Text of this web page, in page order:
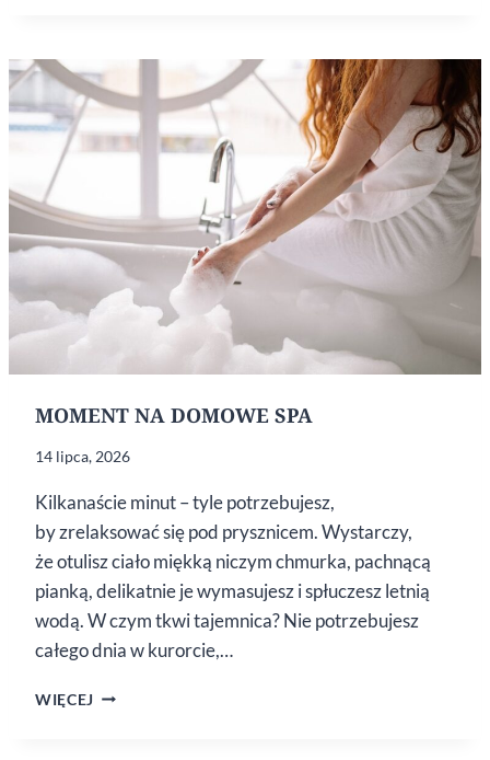
POZNAJ
GENIALNY
GADŻET
Z HOLDEREM
NA TELEFON
MOMENT NA DOMOWE SPA
14 lipca, 2026
Kilkanaście minut – tyle potrzebujesz,
by zrelaksować się pod prysznicem. Wystarczy,
że otulisz ciało miękką niczym chmurka, pachnącą
pianką, delikatnie je wymasujesz i spłuczesz letnią
wodą. W czym tkwi tajemnica? Nie potrzebujesz
całego dnia w kurorcie,…
WIĘCEJ MOMENT